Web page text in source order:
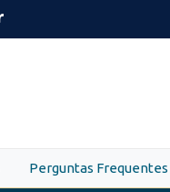
Perguntas Frequentes